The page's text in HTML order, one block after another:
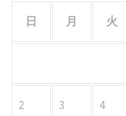
日
月 火
2 3 4